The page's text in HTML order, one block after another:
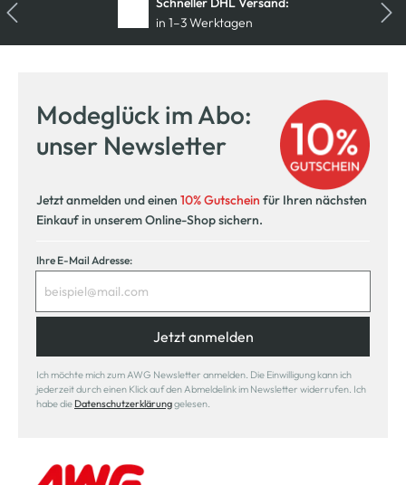
in 1–3 Werktagen
Kostenlose Filiallieferung
in Ihre Wunschfiliale
Modeglück im Abo:
unser Newsletter
Jetzt anmelden und einen 10% Gutschein für Ihren nächsten
Einkauf in unserem Online-Shop sichern.
Ihre E-Mail Adresse:
Jetzt anmelden
Ich möchte mich zum AWG Newsletter anmelden. Die Einwilligung kann ich
jederzeit durch einen Klick auf den Abmeldelink im Newsletter widerrufen. Ich
habe die Datenschutzerklärunggelesen.